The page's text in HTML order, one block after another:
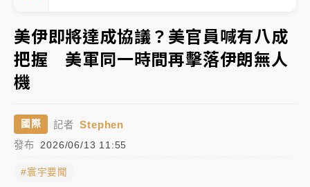
中颱白海豚風雨來了！中部以北防豪雨 今晚、明天影
響最劇烈
白海豚逼近！北市水門只出不進 未移置車輛最高罰
4800＋拖吊費
油價持續凍漲！ 中油宣布下周一汽柴油價格維持不變
路鷹架倒塌壓2車
▼
美伊即將達成協議？美官員喊有八成
把握 美軍同一時間再擊落伊朗無人
機
國際 記者 Stephen
發布 2026/06/13 11:55
#寰宇要聞